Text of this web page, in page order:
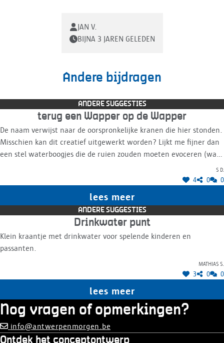
JAN V.
BIJNA 3 JAREN GELEDEN
Andere bijdragen
ANDERE SUGGESTIES
terug een Wapper op de Wapper
De naam verwijst naar de oorspronkelijke kranen die hier stonden.
Misschien kan dit creatief uitgewerkt worden? Lijkt me fijner dan
een stel waterboogjes die de ruien zouden moeten evoceren (wat
speelfontein). Een Wapper zou ook wat meer reliëf bieden aan de
S D.
4 0 0
lees meer
ANDERE SUGGESTIES
Drinkwater punt
Klein kraantje met drinkwater voor spelende kinderen en
passanten.
Mathias S.
3 0 0
lees meer
Nog vragen of opmerkingen?
info@antwerpenmorgen.be
Ontdek het conceptontwerp